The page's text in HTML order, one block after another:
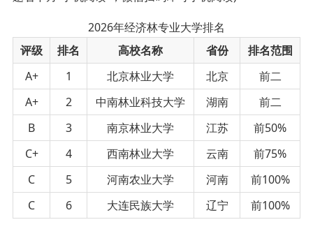
2026年经济林专业大学排名
评级
排名 高校名称 省份
排名范围
A+
1 北京林业大学 北京
前二
A+
2 中南林业科技大学 湖南
前二
B
3 南京林业大学 江苏
前50%
C+
4 西南林业大学 云南
前75%
C
5 河南农业大学 河南
前100%
C
6 大连民族大学 辽宁 前100%